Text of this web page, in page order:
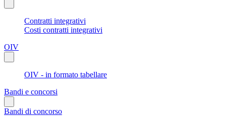
Contratti integrativi
Costi contratti integrativi
OIV
OIV - in formato tabellare
Bandi e concorsi
Bandi di concorso